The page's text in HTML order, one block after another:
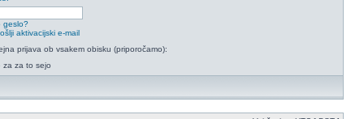
geslo?
aktivacijski e-mail
prijava ob vsakem obisku (priporočamo):
za za to sejo